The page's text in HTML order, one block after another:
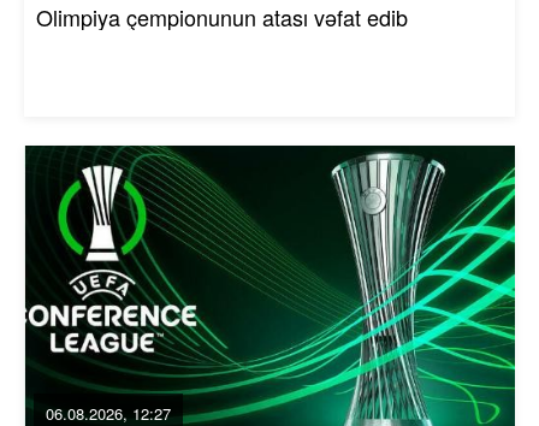
Olimpiya çempionunun atası vəfat edib
06.08.2026, 12:27